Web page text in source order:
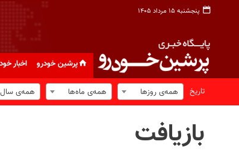
پنجشنبه ۱۵ مرداد ۱۴۰۵
پرشین خودرو اخبار
تاریخ همه‌ی روزها همه‌ی ماه‌ها همه‌ی
بازیافت